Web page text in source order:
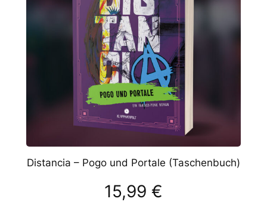
Distancia – Pogo und Portale (Taschenbuch)
15,99 €